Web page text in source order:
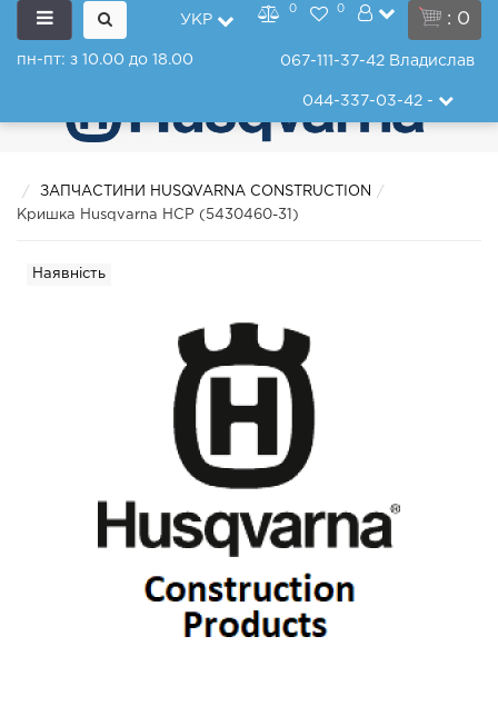
: 0
УКР
0 0
пн-пт: з 10.00 до 18.00 067-111-37-42 Владислав
044-337-03-42-
ЗАПЧАСТИНИ HUSQVARNA CONSTRUCTION
Кришка Husqvarna HCP (5430460-31)
Наявність